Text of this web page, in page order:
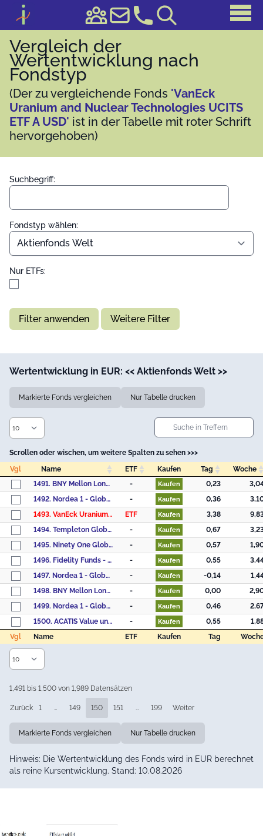
Vergleich der
Wertentwicklung nach
Fondstyp
(Der zu vergleichende Fonds 'VanEck
Uranium and Nuclear Technologies UCITS
ETF A USD' ist in der Tabelle mit roter Schrift
hervorgehoben)
Suchbegriff:
Fondstyp wählen:
Nur ETFs:
Filter anwenden Weitere Filter
Wertentwicklung in EUR: << Aktienfonds Welt >>
Markierte Fonds vergleichen Nur Tabelle drucken
Scrollen oder wischen, um weitere Spalten zu sehen >>>
Vgl
Name ETF Kaufen Tag
Woche
Vgl
Name ETF Kaufen Tag Woche
Vgl Name ETF Kaufen Tag
1491. BNY Mellon Long-Term Global Equity Fund Euro A - Kaufen 0,23
1492. Nordea 1 - Global Impact Fund - BP - USD
- Kaufen 0,36
1493. VanEck Uranium and Nuclear Technologies UCITS ETF A USD
ETF Kaufen 3,38
1494. Templeton Global Smaller Companies Fund - N (acc) USD
- Kaufen 0,67
1495. Ninety One Global Strategy Fund - Global Quality Dividend Growth Fund A Acc USD
- Kaufen 0,57
1496. Fidelity Funds - Global Focus Fund A-ACC-USD
- Kaufen 0,55
1497. Nordea 1 - Global Climate Transition Engagement Fund - HB - EUR
- Kaufen -0,14
1498. BNY Mellon Long-Term Global Equity Fund USD A
- Kaufen 0,00
1499. Nordea 1 - Global Impact Fund - BP - EUR
- Kaufen 0,46
1500. ACATIS Value und Dividende A
- Kaufen 0,55
Vgl
Name ETF Kaufen Tag
1,491 bis 1,500 von 1,989 Datensätzen
Zurück 1 … 149 150 151 … 199 Weiter
Markierte Fonds vergleichen Nur Tabelle drucken
Hinweis: Die Wertentwicklung des Fonds wird in EUR berechnet
als reine Kursentwicklung. Stand: 10.08.2026